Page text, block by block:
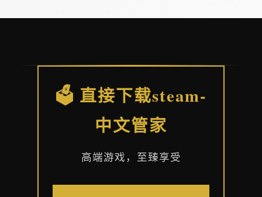
🗳️ 直接下载steam-
中文管家
高端游戏，至臻享受